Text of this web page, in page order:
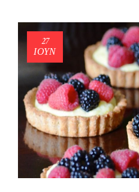
27
ΙΟΎΝ